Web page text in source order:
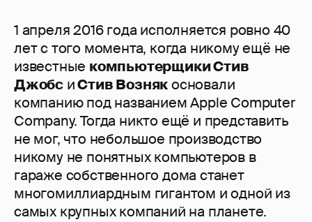
1 апреля 2016 года исполняется ровно 40
лет с того момента, когда никому ещё не
известные компьютерщики Стив
Джобс иСтив Вознякосновали
компанию под названием Apple Computer
Company. Тогда никто ещё и представить
не мог, что небольшое производство
никому не понятных компьютеров в
гараже собственного дома станет
многомиллиардным гигантом и одной из
самых крупных компаний на планете.